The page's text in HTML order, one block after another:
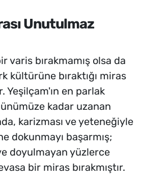
Unutulmaz
varis bırakmamış olsa da
kültürüne bıraktığı miras
Yeşilçam'ın en parlak
kadar uzanan
karizması ve yeteneğiyle
dokunmayı başarmış;
doyulmayan yüzlerce
bir miras bırakmıştır.